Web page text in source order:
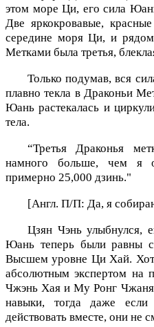
этом море Ци, его сила
Две яркокровавые,
середине моря Ци, и
Метками была третья,
Только подумав, вся
плавно текла в Драконьи
Юань растекалась и
тела.
“Третья Драконья
намного больше, чем я
примерно 25,000 дзинь."
[Англ. П/П: Да, я
Цзян Чэнь улыбнулся,
Юань теперь были равны
Высшем уровне Ци Хай.
абсолютным экспертом на
Чжэнь Хая и Му Ронг
навыки, тогда даже
действовать вместе, они не